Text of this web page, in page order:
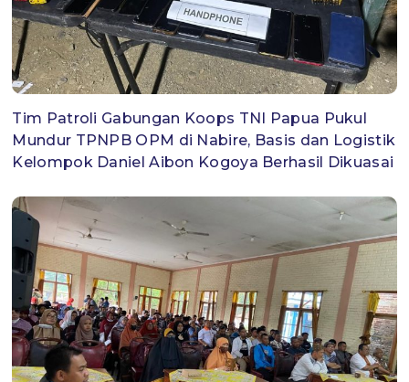
Tim Patroli Gabungan Koops TNI Papua Pukul
Mundur TPNPB OPM di Nabire, Basis dan Logistik
Kelompok Daniel Aibon Kogoya Berhasil Dikuasai